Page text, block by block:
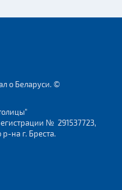
о Беларуси. ©
№ 291537723,
на г. Бреста.